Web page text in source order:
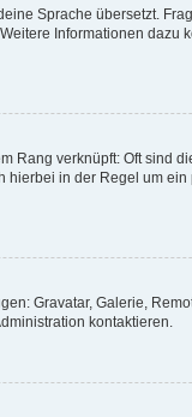
Sprache übersetzt.
Informationen dazu
verknüpft: Oft sind
in der Regel um
Gravatar, Galerie,
kontaktieren.